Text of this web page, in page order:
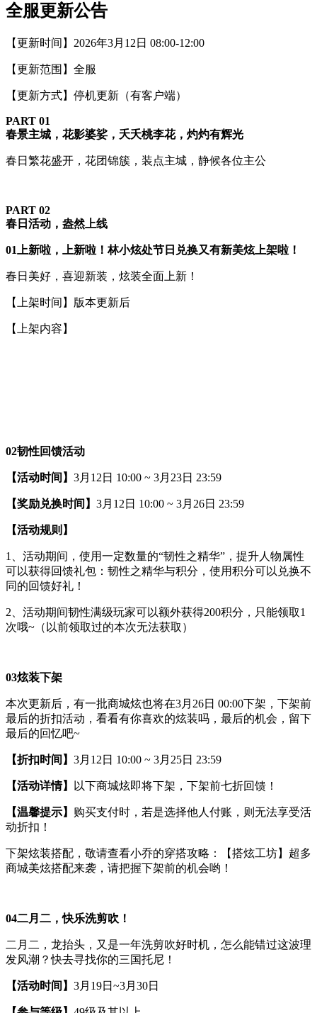
全服更新公告
【更新时间】2026年3月12日 08:00-12:00
【更新范围】全服
【更新方式】停机更新（有客户端）
PART 01
春景主城，花影婆娑，夭夭桃李花，灼灼有辉光
春日繁花盛开，花团锦簇，装点主城，静候各位主公
PART 02
春日活动，盎然上线
01 上新啦，上新啦！林小炫处节日兑换又有新美炫上架啦！
春日美好，喜迎新装，炫装全面上新！
【上架时间】版本更新后
【上架内容】
02韧性回馈活动
【活动时间】 3月12日 10:00 ~ 3月23日 23:59
【奖励兑换时间】 3月12日 10:00 ~ 3月26日 23:59
【活动规则】
1、活动期间，使用一定数量的“韧性之精华”，提升人物属性
可以获得回馈礼包：韧性之精华与积分，使用积分可以兑换不
同的回馈好礼！
2、活动期间韧性满级玩家可以额外获得200积分，只能领取1
次哦~（以前领取过的本次无法获取）
03炫装下架
本次更新后，有一批商城炫也将在3月26日 00:00下架，下架前
最后的折扣活动，看看有你喜欢的炫装吗，最后的机会，留下
最后的回忆吧~
【折扣时间】 3月12日 10:00 ~ 3月25日 23:59
【活动详情】 以下商城炫即将下架，下架前七折回馈！
【温馨提示】 购买支付时，若是选择他人付账，则无法享受活
动折扣！
下架炫装搭配，敬请查看小乔的穿搭攻略：【搭炫工坊】超多
商城美炫搭配来袭，请把握下架前的机会哟！
04二月二，快乐洗剪吹！
二月二，龙抬头，又是一年洗剪吹好时机，怎么能错过这波理
发风潮？快去寻找你的三国托尼！
【活动时间】 3月19日~3月30日